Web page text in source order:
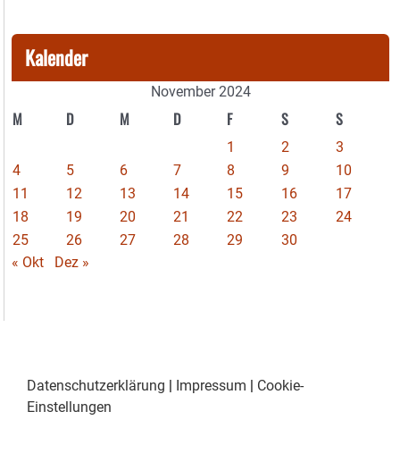
Kalender
November 2024
M D M D F S S
1 2
3
4
5 6 7 8 9
10
11
12 13 14 15 16
17
18
19 20 21 22 23
24
25
26 27 28 29
30
« Okt
Dez »
Datenschutzerklärung Impressum
Cookie-
Einstellungen